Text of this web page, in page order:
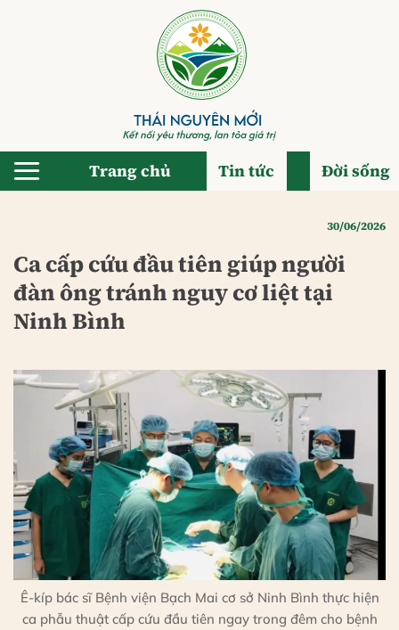
Trang chủ Tin tức Đời sống
30/06/2026
Ca cấp cứu đầu tiên giúp người
đàn ông tránh nguy cơ liệt tại
Ninh Bình
Ê-kíp bác sĩ Bệnh viện Bạch Mai cơ sở Ninh Bình thực hiện
ca phẫu thuật cấp cứu đầu tiên ngay trong đêm cho bệnh